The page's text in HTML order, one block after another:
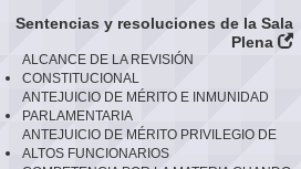
Sentencias y resoluciones de la Sala
Plena
ALCANCE DE LA REVISIÓN
CONSTITUCIONAL
ANTEJUICIO DE MÉRITO E INMUNIDAD
PARLAMENTARIA
ANTEJUICIO DE MÉRITO PRIVILEGIO DE
ALTOS FUNCIONARIOS